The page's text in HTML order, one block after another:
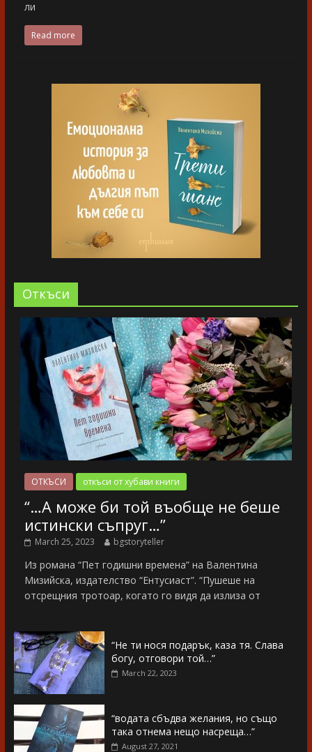
ли
Read more
Oткъси
ОТКЪСИ откъси от хубави книги
“…А може би той въобще не беше
истински съпруг…”
March 25, 2023 bgstoryteller
Из романа “Пет годишни времена” на Валентина
Мизийска, издателство “Ентусиаст”. “Пушеше на
отсрещния тротоар, когато го видя да излиза от
“Не ти нося подарък, каза тя. Слава
богу, отговори той…”
March 22, 2023
“водата сбъдва желания, но също
така отнема нещо насреща…”
August 27, 2021